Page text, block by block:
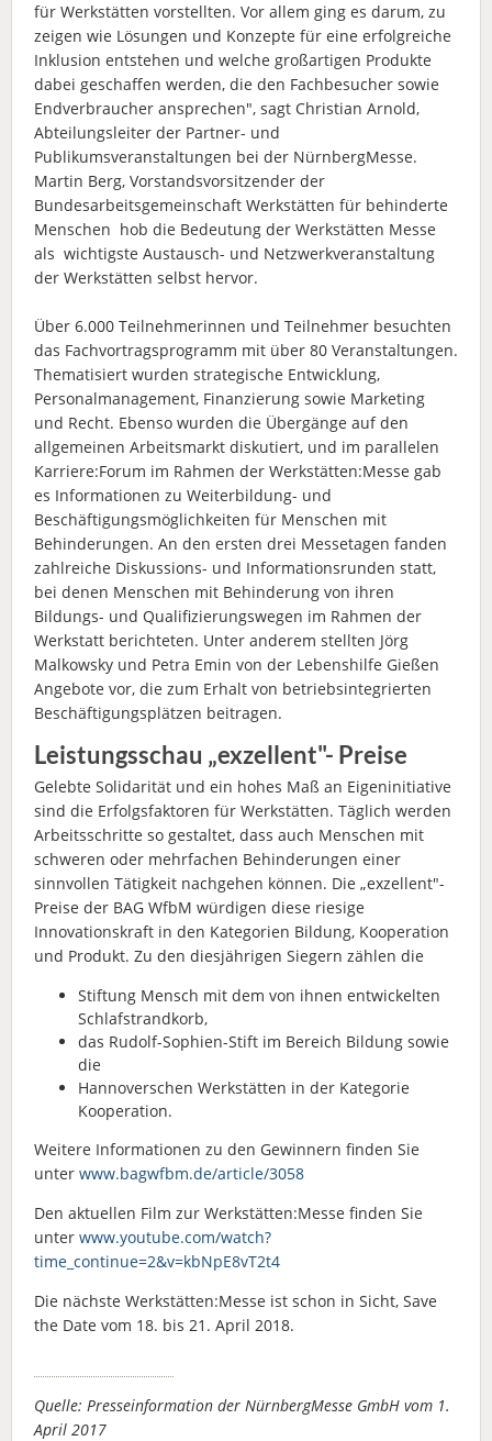
für Werkstätten vorstellten. Vor allem ging es darum, zu
zeigen wie Lösungen und Konzepte für eine erfolgreiche
Inklusion entstehen und welche großartigen Produkte
dabei geschaffen werden, die den Fachbesucher sowie
Endverbraucher ansprechen", sagt Christian Arnold,
Abteilungsleiter der Partner- und
Publikumsveranstaltungen bei der NürnbergMesse.
Martin Berg, Vorstandsvorsitzender der
Bundesarbeitsgemeinschaft Werkstätten für behinderte
Menschen hob die Bedeutung der Werkstätten Messe
als wichtigste Austausch- und Netzwerkveranstaltung
der Werkstätten selbst hervor.
Über 6.000 Teilnehmerinnen und Teilnehmer besuchten
das Fachvortragsprogramm mit über 80 Veranstaltungen.
Thematisiert wurden strategische Entwicklung,
Personalmanagement, Finanzierung sowie Marketing
und Recht. Ebenso wurden die Übergänge auf den
allgemeinen Arbeitsmarkt diskutiert, und im parallelen
Karriere:Forum im Rahmen der Werkstätten:Messe gab
es Informationen zu Weiterbildung- und
Beschäftigungsmöglichkeiten für Menschen mit
Behinderungen. An den ersten drei Messetagen fanden
zahlreiche Diskussions- und Informationsrunden statt,
bei denen Menschen mit Behinderung von ihren
Bildungs- und Qualifizierungswegen im Rahmen der
Werkstatt berichteten. Unter anderem stellten Jörg
Malkowsky und Petra Emin von der Lebenshilfe Gießen
Angebote vor, die zum Erhalt von betriebsintegrierten
Beschäftigungsplätzen beitragen.
Leistungsschau „exzellent"- Preise
Gelebte Solidarität und ein hohes Maß an Eigeninitiative
sind die Erfolgsfaktoren für Werkstätten. Täglich werden
Arbeitsschritte so gestaltet, dass auch Menschen mit
schweren oder mehrfachen Behinderungen einer
sinnvollen Tätigkeit nachgehen können. Die „exzellent"-
Preise der BAG WfbM würdigen diese riesige
Innovationskraft in den Kategorien Bildung, Kooperation
und Produkt. Zu den diesjährigen Siegern zählen die
Stiftung Mensch mit dem von ihnen entwickelten
Schlafstrandkorb,
das Rudolf-Sophien-Stift im Bereich Bildung sowie
die
Hannoverschen Werkstätten in der Kategorie
Kooperation.
Weitere Informationen zu den Gewinnern finden Sie
unter www.bagwfbm.de/article/3058
Den aktuellen Film zur Werkstätten:Messe finden Sie
unter www.youtube.com/watch?
time_continue=2&v=kbNpE8vT2t4
Die nächste Werkstätten:Messe ist schon in Sicht, Save
the Date vom 18. bis 21. April 2018.
Quelle: Presseinformation der NürnbergMesse GmbH vom 1.
April 2017